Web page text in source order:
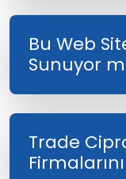
Bu Web
Sunuyor
Trade